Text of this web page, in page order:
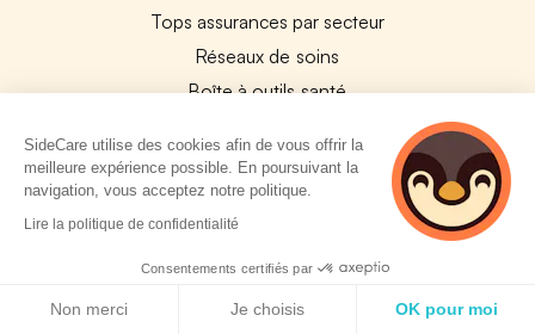
Tops assurances par secteur
Réseaux de soins
Boîte à outils santé
Les garanties des assurances entreprises
PARTENAIRES
Assureurs Partenaires
Payfit & SideCare
SideCare utilise des cookies afin de vous offrir la
meilleure expérience possible. En poursuivant la
navigation, vous acceptez notre politique.
Lire la politique de confidentialité
Consentements certifiés par
Non merci Je choisis OK pour moi
2 personnes
consultent
actuellement cette